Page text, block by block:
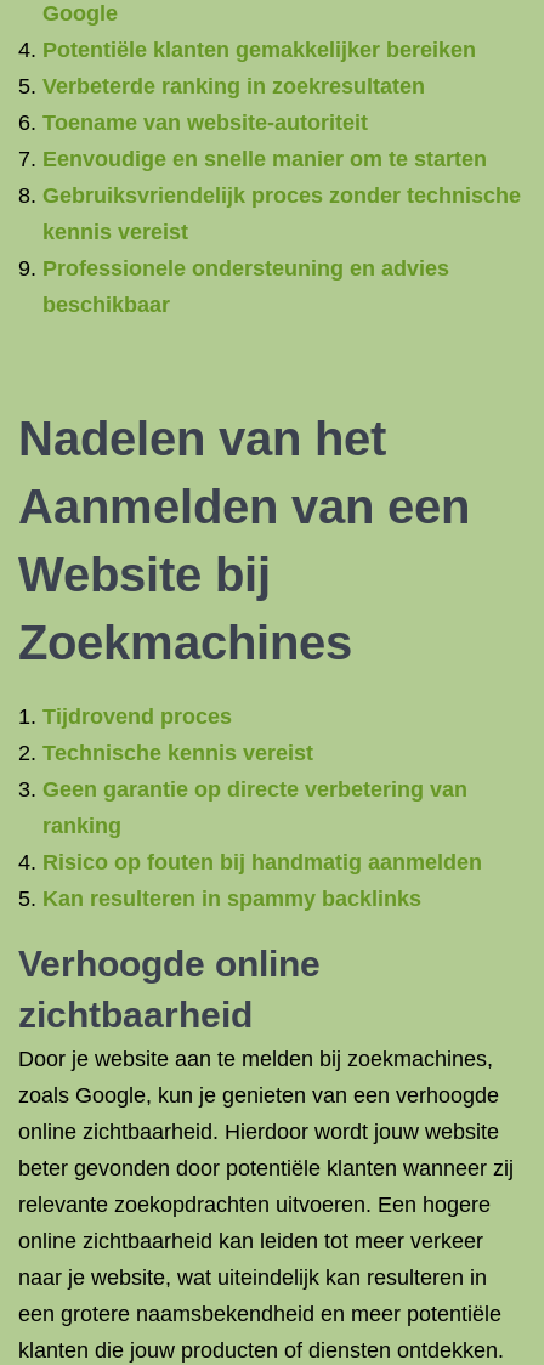
Google
Potentiële klanten gemakkelijker bereiken
Verbeterde ranking in zoekresultaten
Toename van website-autoriteit
Eenvoudige en snelle manier om te starten
Gebruiksvriendelijk proces zonder technische
kennis vereist
Professionele ondersteuning en advies
beschikbaar
Nadelen van het
Aanmelden van een
Website bij
Zoekmachines
Tijdrovend proces
Technische kennis vereist
Geen garantie op directe verbetering van
ranking
Risico op fouten bij handmatig aanmelden
Kan resulteren in spammy backlinks
Verhoogde online
zichtbaarheid
Door je website aan te melden bij zoekmachines,
zoals Google, kun je genieten van een verhoogde
online zichtbaarheid. Hierdoor wordt jouw website
beter gevonden door potentiële klanten wanneer zij
relevante zoekopdrachten uitvoeren. Een hogere
online zichtbaarheid kan leiden tot meer verkeer
naar je website, wat uiteindelijk kan resulteren in
een grotere naamsbekendheid en meer potentiële
klanten die jouw producten of diensten ontdekken.